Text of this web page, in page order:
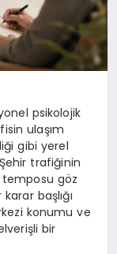
psikolojik
ulaşım
gibi yerel
trafiğinin
temposu göz
başlığı
konumu ve
bir